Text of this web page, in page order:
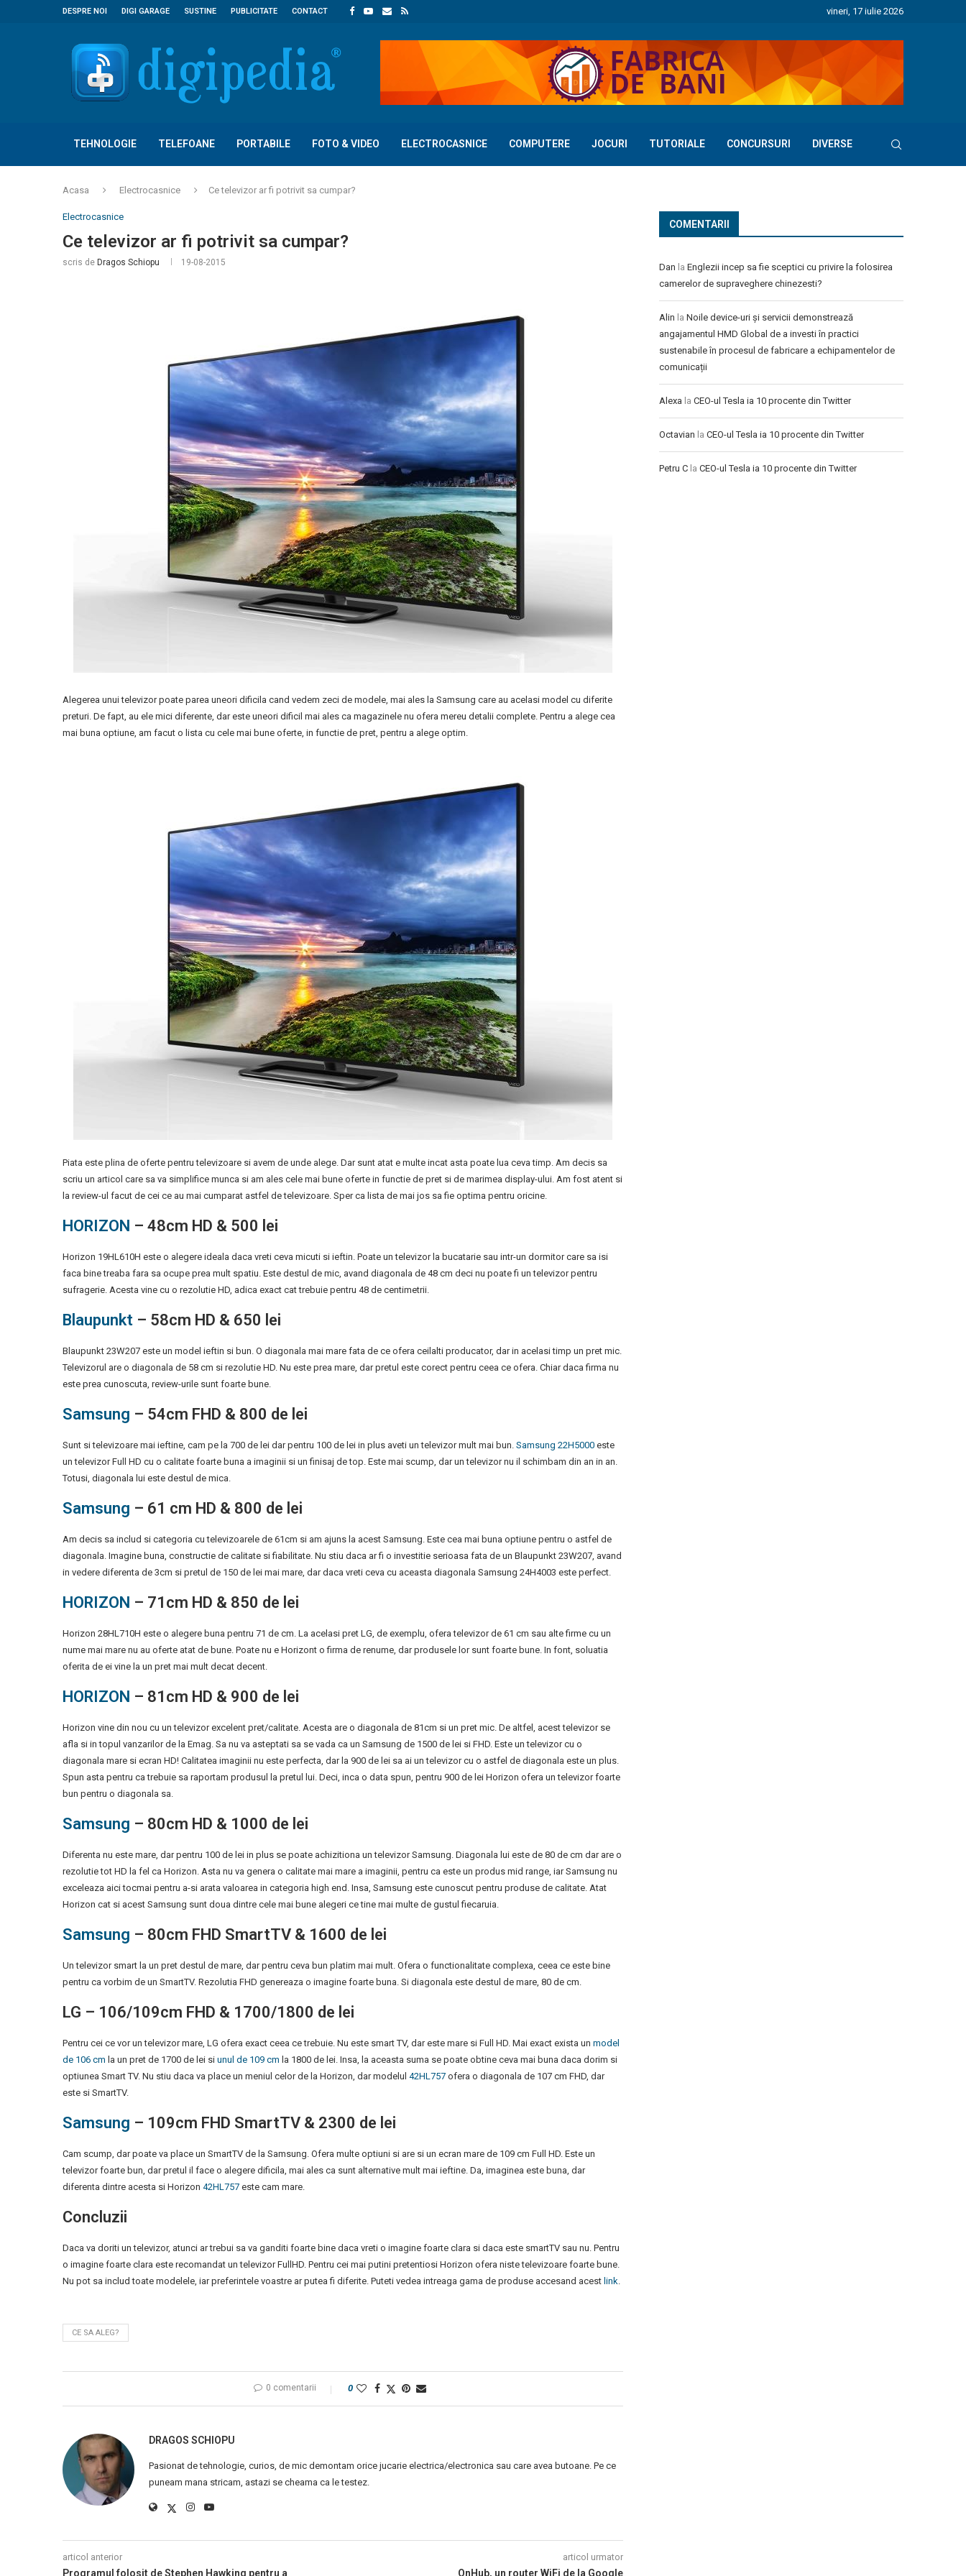
DESPRE NOI DIGI GARAGE SUSTINE PUBLICITATE CONTACT vineri, 17 iulie 2026
TEHNOLOGIE TELEFOANE PORTABILE FOTO & VIDEO ELECTROCASNICE COMPUTERE JOCURI TUTORIALE CONCURSURI DIVERSE
Acasa Electrocasnice Ce televizor ar fi potrivit sa cumpar?
Electrocasnice
Ce televizor ar fi potrivit sa cumpar?
scris de Dragos Schiopu 19-08-2015
Alegerea unui televizor poate parea uneori dificila cand vedem zeci de modele, mai ales la Samsung care au acelasi model cu diferite
preturi. De fapt, au ele mici diferente, dar este uneori dificil mai ales ca magazinele nu ofera mereu detalii complete. Pentru a alege cea
mai buna optiune, am facut o lista cu cele mai bune oferte, in functie de pret, pentru a alege optim.
Piata este plina de oferte pentru televizoare si avem de unde alege. Dar sunt atat e multe incat asta poate lua ceva timp. Am decis sa
scriu un articol care sa va simplifice munca si am ales cele mai bune oferte in functie de pret si de marimea display-ului. Am fost atent si
la review-ul facut de cei ce au mai cumparat astfel de televizoare. Sper ca lista de mai jos sa fie optima pentru oricine.
HORIZON – 48cm HD & 500 lei
Horizon 19HL610H este o alegere ideala daca vreti ceva micuti si ieftin. Poate un televizor la bucatarie sau intr-un dormitor care sa isi
faca bine treaba fara sa ocupe prea mult spatiu. Este destul de mic, avand diagonala de 48 cm deci nu poate fi un televizor pentru
sufragerie. Acesta vine cu o rezolutie HD, adica exact cat trebuie pentru 48 de centimetrii.
Blaupunkt – 58cm HD & 650 lei
Blaupunkt 23W207 este un model ieftin si bun. O diagonala mai mare fata de ce ofera ceilalti producator, dar in acelasi timp un pret mic.
Televizorul are o diagonala de 58 cm si rezolutie HD. Nu este prea mare, dar pretul este corect pentru ceea ce ofera. Chiar daca firma nu
este prea cunoscuta, review-urile sunt foarte bune.
Samsung – 54cm FHD & 800 de lei
Sunt si televizoare mai ieftine, cam pe la 700 de lei dar pentru 100 de lei in plus aveti un televizor mult mai bun. Samsung 22H5000 este
un televizor Full HD cu o calitate foarte buna a imaginii si un finisaj de top. Este mai scump, dar un televizor nu il schimbam din an in an.
Totusi, diagonala lui este destul de mica.
Samsung – 61 cm HD & 800 de lei
Am decis sa includ si categoria cu televizoarele de 61cm si am ajuns la acest Samsung. Este cea mai buna optiune pentru o astfel de
diagonala. Imagine buna, constructie de calitate si fiabilitate. Nu stiu daca ar fi o investitie serioasa fata de un Blaupunkt 23W207, avand
in vedere diferenta de 3cm si pretul de 150 de lei mai mare, dar daca vreti ceva cu aceasta diagonala Samsung 24H4003 este perfect.
HORIZON – 71cm HD & 850 de lei
Horizon 28HL710H este o alegere buna pentru 71 de cm. La acelasi pret LG, de exemplu, ofera televizor de 61 cm sau alte firme cu un
nume mai mare nu au oferte atat de bune. Poate nu e Horizont o firma de renume, dar produsele lor sunt foarte bune. In font, soluatia
oferita de ei vine la un pret mai mult decat decent.
HORIZON – 81cm HD & 900 de lei
Horizon vine din nou cu un televizor excelent pret/calitate. Acesta are o diagonala de 81cm si un pret mic. De altfel, acest televizor se
afla si in topul vanzarilor de la Emag. Sa nu va asteptati sa se vada ca un Samsung de 1500 de lei si FHD. Este un televizor cu o
diagonala mare si ecran HD! Calitatea imaginii nu este perfecta, dar la 900 de lei sa ai un televizor cu o astfel de diagonala este un plus.
Spun asta pentru ca trebuie sa raportam produsul la pretul lui. Deci, inca o data spun, pentru 900 de lei Horizon ofera un televizor foarte
bun pentru o diagonala sa.
Samsung – 80cm HD & 1000 de lei
Diferenta nu este mare, dar pentru 100 de lei in plus se poate achizitiona un televizor Samsung. Diagonala lui este de 80 de cm dar are o
rezolutie tot HD la fel ca Horizon. Asta nu va genera o calitate mai mare a imaginii, pentru ca este un produs mid range, iar Samsung nu
exceleaza aici tocmai pentru a-si arata valoarea in categoria high end. Insa, Samsung este cunoscut pentru produse de calitate. Atat
Horizon cat si acest Samsung sunt doua dintre cele mai bune alegeri ce tine mai multe de gustul fiecaruia.
Samsung – 80cm FHD SmartTV & 1600 de lei
Un televizor smart la un pret destul de mare, dar pentru ceva bun platim mai mult. Ofera o functionalitate complexa, ceea ce este bine
pentru ca vorbim de un SmartTV. Rezolutia FHD genereaza o imagine foarte buna. Si diagonala este destul de mare, 80 de cm.
LG – 106/109cm FHD & 1700/1800 de lei
Pentru cei ce vor un televizor mare, LG ofera exact ceea ce trebuie. Nu este smart TV, dar este mare si Full HD. Mai exact exista un model
de 106 cm la un pret de 1700 de lei si unul de 109 cm la 1800 de lei. Insa, la aceasta suma se poate obtine ceva mai buna daca dorim si
optiunea Smart TV. Nu stiu daca va place un meniul celor de la Horizon, dar modelul 42HL757 ofera o diagonala de 107 cm FHD, dar
este si SmartTV.
Samsung – 109cm FHD SmartTV & 2300 de lei
Cam scump, dar poate va place un SmartTV de la Samsung. Ofera multe optiuni si are si un ecran mare de 109 cm Full HD. Este un
televizor foarte bun, dar pretul il face o alegere dificila, mai ales ca sunt alternative mult mai ieftine. Da, imaginea este buna, dar
diferenta dintre acesta si Horizon 42HL757 este cam mare.
Concluzii
Daca va doriti un televizor, atunci ar trebui sa va ganditi foarte bine daca vreti o imagine foarte clara si daca este smartTV sau nu. Pentru
o imagine foarte clara este recomandat un televizor FullHD. Pentru cei mai putini pretentiosi Horizon ofera niste televizoare foarte bune.
Nu pot sa includ toate modelele, iar preferintele voastre ar putea fi diferite. Puteti vedea intreaga gama de produse accesand acest link.
CE SA ALEG?
0 comentarii 0
DRAGOS SCHIOPU
Pasionat de tehnologie, curios, de mic demontam orice jucarie electrica/electronica sau care avea butoane. Pe ce
puneam mana stricam, astazi se cheama ca le testez.
articol anterior
Programul folosit de Stephen Hawking pentru a
articol urmator
OnHub, un router WiFi de la Google
COMENTARII
Dan la Englezii incep sa fie sceptici cu privire la folosirea
camerelor de supraveghere chinezesti?
Alin la Noile device-uri și servicii demonstrează
angajamentul HMD Global de a investi în practici
sustenabile în procesul de fabricare a echipamentelor de
comunicații
Alexa la CEO-ul Tesla ia 10 procente din Twitter
Octavian la CEO-ul Tesla ia 10 procente din Twitter
Petru C la CEO-ul Tesla ia 10 procente din Twitter